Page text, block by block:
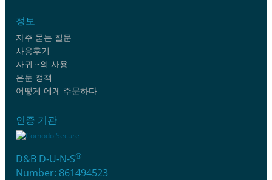
정보
자주 묻는 질문
사용후기
자귀 ~의 사용
은둔 정책
어떻게 에게 주문하다
인증 기관
D&B D-U-N-S®
Number: 861494523